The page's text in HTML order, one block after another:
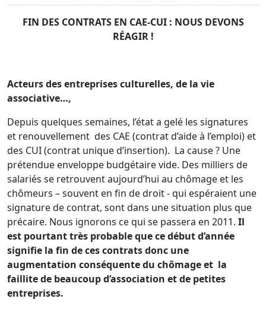
FIN DES CONTRATS EN CAE-CUI : NOUS DEVONS
RÉAGIR !
Acteurs des entreprises culturelles, de la vie
associative…,
Depuis quelques semaines, l’état a gelé les signatures
et renouvellement des CAE (contrat d’aide à l’emploi) et
des CUI (contrat unique d’insertion). La cause ? Une
prétendue enveloppe budgétaire vide. Des milliers de
salariés se retrouvent aujourd’hui au chômage et les
chômeurs – souvent en fin de droit - qui espéraient une
signature de contrat, sont dans une situation plus que
précaire. Nous ignorons ce qui se passera en 2011. Il
est pourtant très probable que ce début d’année
signifie la fin de ces contrats donc une
augmentation conséquente du chômage et la
faillite de beaucoup d’association et de petites
entreprises.